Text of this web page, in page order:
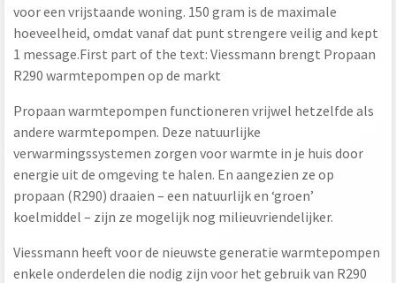
voor een vrijstaande woning. 150 gram is de maximale
hoeveelheid, omdat vanaf dat punt strengere veilig and kept
1 message.First part of the text: Viessmann brengt Propaan
R290 warmtepompen op de markt
Propaan warmtepompen functioneren vrijwel hetzelfde als
andere warmtepompen. Deze natuurlijke
verwarmingssystemen zorgen voor warmte in je huis door
energie uit de omgeving te halen. En aangezien ze op
propaan (R290) draaien – een natuurlijk en ‘groen’
koelmiddel – zijn ze mogelijk nog milieuvriendelijker.
Viessmann heeft voor de nieuwste generatie warmtepompen
enkele onderdelen die nodig zijn voor het gebruik van R290